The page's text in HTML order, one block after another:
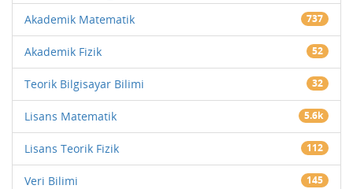
Akademik Matematik 737
Akademik Fizik 52
Teorik Bilgisayar Bilimi 32
Lisans Matematik 5.6k
Lisans Teorik Fizik 112
Veri Bilimi 145